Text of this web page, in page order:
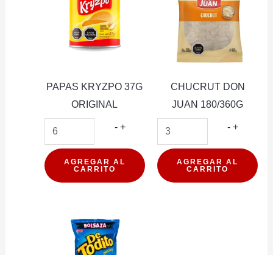
PAPAS KRYZPO 37G
ORIGINAL
- PAPAS
KRYZPO
37G
ORIGINAL
+
AGREGAR AL
CARRITO
CHUCRUT DON
JUAN 180/360G
-
JUAN
180/
+
AGREGAR AL
CARRITO